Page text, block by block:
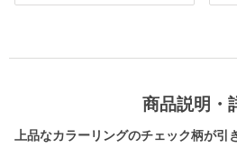
商品説明・
上品なカラーリングのチェック柄が引